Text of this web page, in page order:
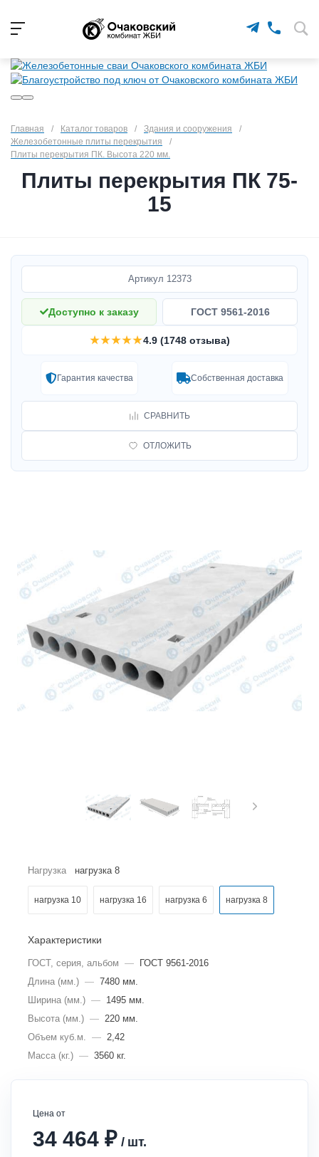
Главная / Каталог товаров / Здания и сооружения
/
Железобетонные плиты перекрытия
/
Плиты перекрытия ПК. Высота 220 мм.
Плиты перекрытия ПК 75-
15
Артикул 12373
Доступно к заказу ГОСТ 9561-2016
★★★★★4.9 (1748 отзыва)
Гарантия качества Собственная доставка
СРАВНИТЬ
ОТЛОЖИТЬ
Нагрузка нагрузка 8
нагрузка 10 нагрузка 16 нагрузка 6 нагрузка 8
Характеристики
ГОСТ, серия, альбом —
ГОСТ 9561-2016
Длина (мм.) — 7480 мм.
Ширина (мм.) — 1495 мм.
Высота (мм.) — 220 мм.
Объем куб.м. — 2,42
Масса (кг.) — 3560 кг.
Цена от
34 464 ₽ / шт.